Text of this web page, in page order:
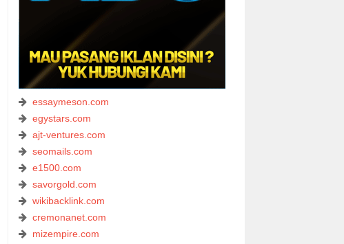
essaymeson.com
egystars.com
ajt-ventures.com
seomails.com
e1500.com
savorgold.com
wikibacklink.com
cremonanet.com
mizempire.com